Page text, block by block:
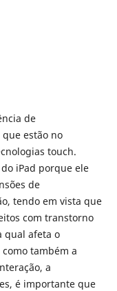
de
estão no
touch.
iPad porque ele
de
tendo em vista que
com transtorno
qual afeta o
também a
a
é importante que